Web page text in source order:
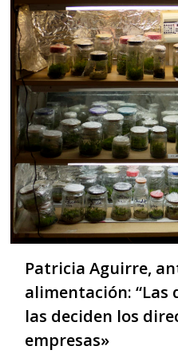
Patricia Aguirre,
alimentación:
las deciden los
empresas»